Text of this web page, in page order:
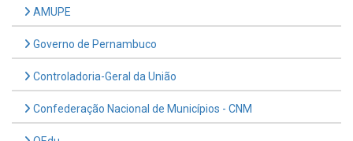
AMUPE
Governo de Pernambuco
Controladoria-Geral da União
Confederação Nacional de Municípios - CNM